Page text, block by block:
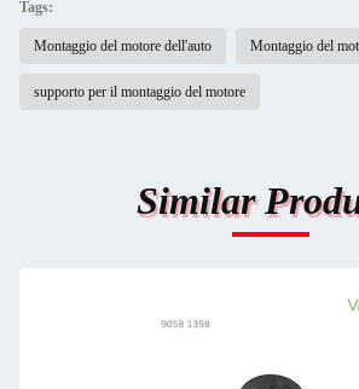
Tags:
Montaggio del motore dell'auto Montaggio del
supporto per il montaggio del motore
Similar